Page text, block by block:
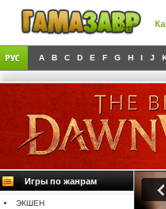
A B C D E F G H I J
Игры по жанрам
ЭКШЕН